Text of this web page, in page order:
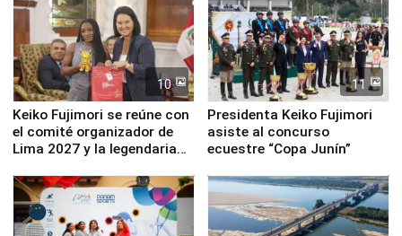
10
Keiko Fujimori se reúne con
el comité organizador de
Lima 2027 y la legendaria
11
Presidenta Keiko Fujimori
asiste al concurso
ecuestre “Copa Junín”